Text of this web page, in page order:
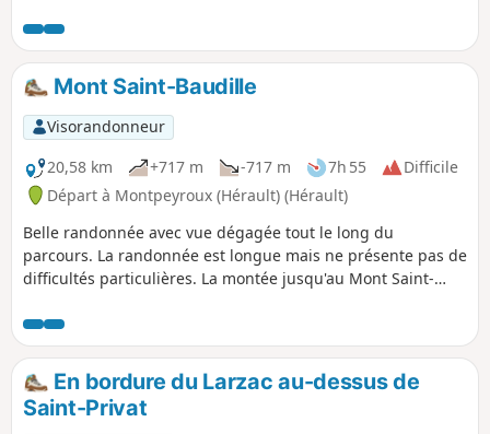
aurons une vue imprenable sur l’un des
plus beaux panoramas du Languedoc
méditerranéen.
Mont Saint-Baudille
Visorandonneur
20,58 km
+717 m -717 m 7h 55
Difficile
Départ à Montpeyroux (Hérault) (Hérault)
Belle randonnée avec vue dégagée tout le long du
parcours. La randonnée est longue mais ne présente pas de
difficultés particulières. La montée jusqu'au Mont Saint-
En bordure du Larzac au-dessus de
Saint-Privat